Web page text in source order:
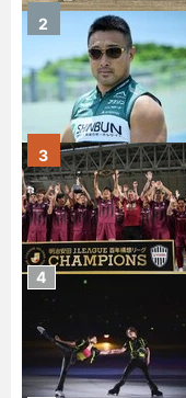
2
3
4